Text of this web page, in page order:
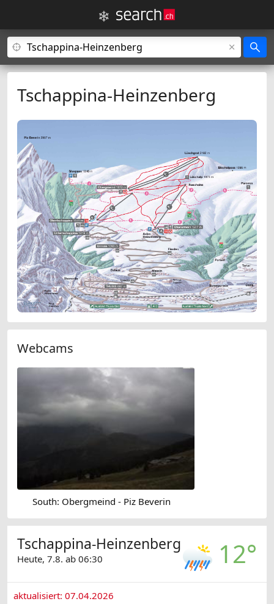
Tschappina-Heinzenberg
Webcams
South: Obergmeind - Piz Beverin
12°
Tschappina-Heinzenberg
Heute, 7.8. ab 06:30
aktualisiert: 07.04.2026